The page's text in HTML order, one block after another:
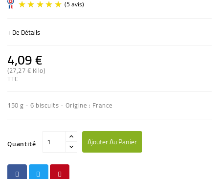
+ De Détails
4,09 €
(27,27 € Kilo)
TTC
150 g - 6 biscuits - Origine : France
Quantité Ajouter Au Panier